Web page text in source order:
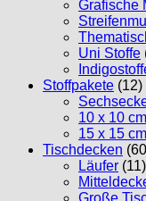
Grafische
Uni Stoffe
Stoffpakete (12)
10 x 10 cm
15 x 15 cm
Tischdecken
Läufer (11)
Große